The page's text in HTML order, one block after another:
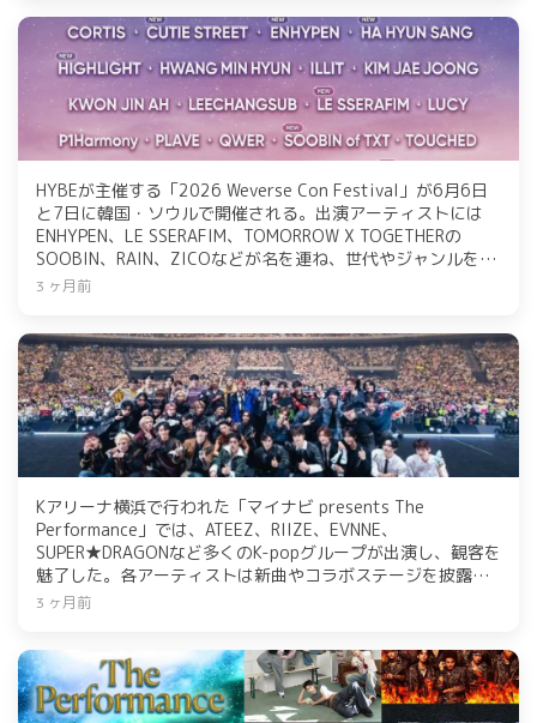
HYBEが主催する「2026 Weverse Con Festival」が6月6日
と7日に韓国・ソウルで開催される。出演アーティストには
ENHYPEN、LE SSERAFIM、TOMORROW X TOGETHERの
SOOBIN、RAIN、ZICOなどが名を連ね、世代やジャンルを超
えた音楽の祭典として注目を集めている。チケットは4月23
3 ヶ月前
Kアリーナ横浜で行われた「マイナビ presents The
Performance」では、ATEEZ、RIIZE、EVNNE、
SUPER★DRAGONなど多くのK-popグループが出演し、観客を
魅了した。各アーティストは新曲やコラボステージを披露
し、会場は熱気に包まれた。特にATEEZは圧倒的なパフォー
3 ヶ月前